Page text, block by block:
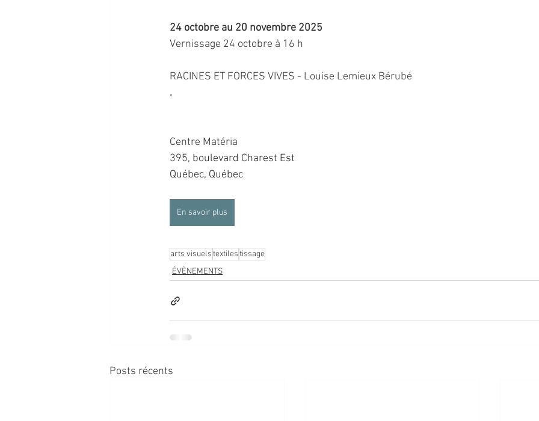
24 octobre au 20 novembre 2025
Vernissage 24 octobre à 16 h
RACINES ET FORCES VIVES - Louise Lemieux Bérubé
.
Centre Matéria
395, boulevard Charest Est
Québec, Québec
En savoir plus
arts visuelstextilestissage
ÉVÈNEMENTS
Posts récents